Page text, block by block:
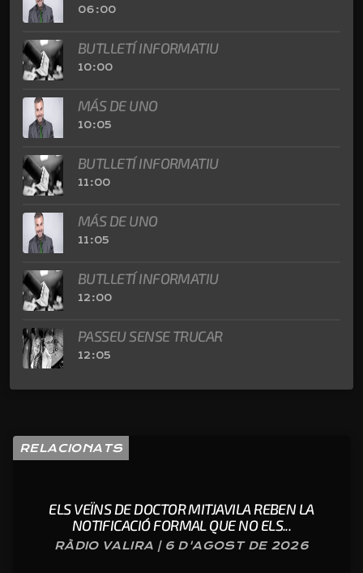
06:00
BUTLLETÍ INFORMATIU
10:00
MÁS DE UNO
10:05
BUTLLETÍ INFORMATIU
11:00
MÁS DE UNO
11:05
BUTLLETÍ INFORMATIU
12:00
PASSEU SENSE TRUCAR
12:05
RELACIONATS
ELS VEÏNS DE DOCTOR MITJAVILA REBEN LA
NOTIFICACIÓ FORMAL QUE NO ELS...
RÀDIO VALIRA | 6 D'AGOST DE 2026